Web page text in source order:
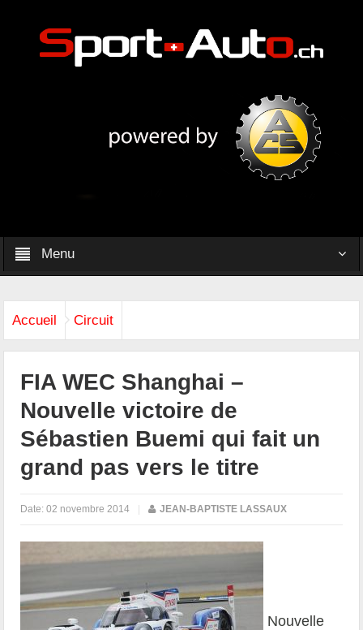
Menu
Accueil Circuit
FIA WEC Shanghai –
Nouvelle victoire de
Sébastien Buemi qui fait un
grand pas vers le titre
Date:02 novembre 2014 | JEAN-BAPTISTE LASSAUX
Nouvelle